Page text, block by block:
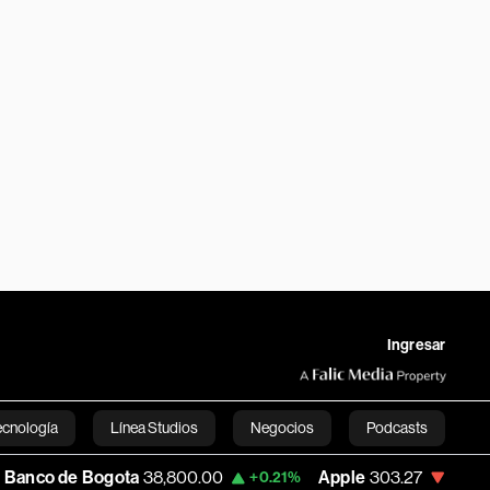
Ingresar
Línea Studios Negocios Podcasts
English
Bogota 38,800.00 +0.21% Apple 303.27 -1.74% USD